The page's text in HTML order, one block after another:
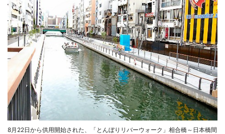
8月22日から供用開始された、「とんぼりリバーウォーク」相合橋～日本橋間